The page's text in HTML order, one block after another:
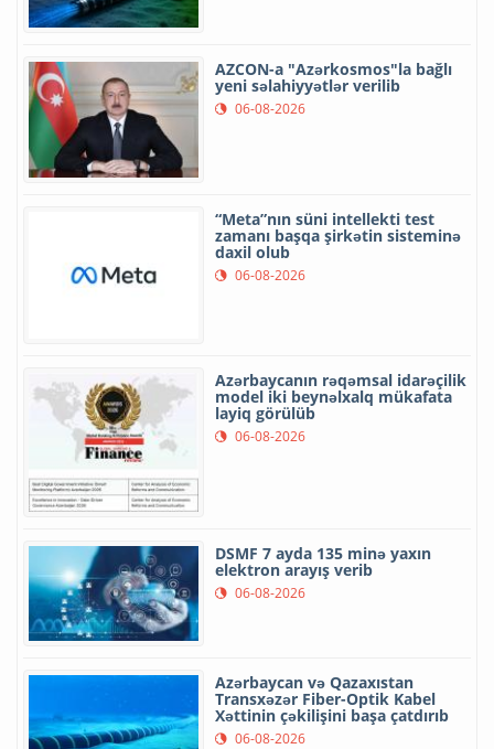
AZCON-a "Azərkosmos"la bağlı
yeni səlahiyyətlər verilib
06-08-2026
“Meta”nın süni intellekti test
zamanı başqa şirkətin sisteminə
daxil olub
06-08-2026
Azərbaycanın rəqəmsal idarəçilik
model iki beynəlxalq mükafata
layiq görülüb
06-08-2026
DSMF 7 ayda 135 minə yaxın
elektron arayış verib
06-08-2026
Azərbaycan və Qazaxıstan
Transxəzər Fiber-Optik Kabel
Xəttinin çəkilişini başa çatdırıb
06-08-2026